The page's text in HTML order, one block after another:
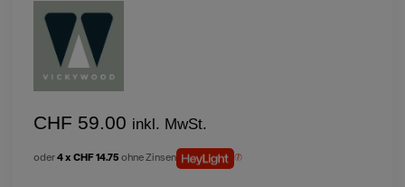
CHF 59.00 inkl. MwSt.
oder4 x CHF 14.75 ohne Zinsen